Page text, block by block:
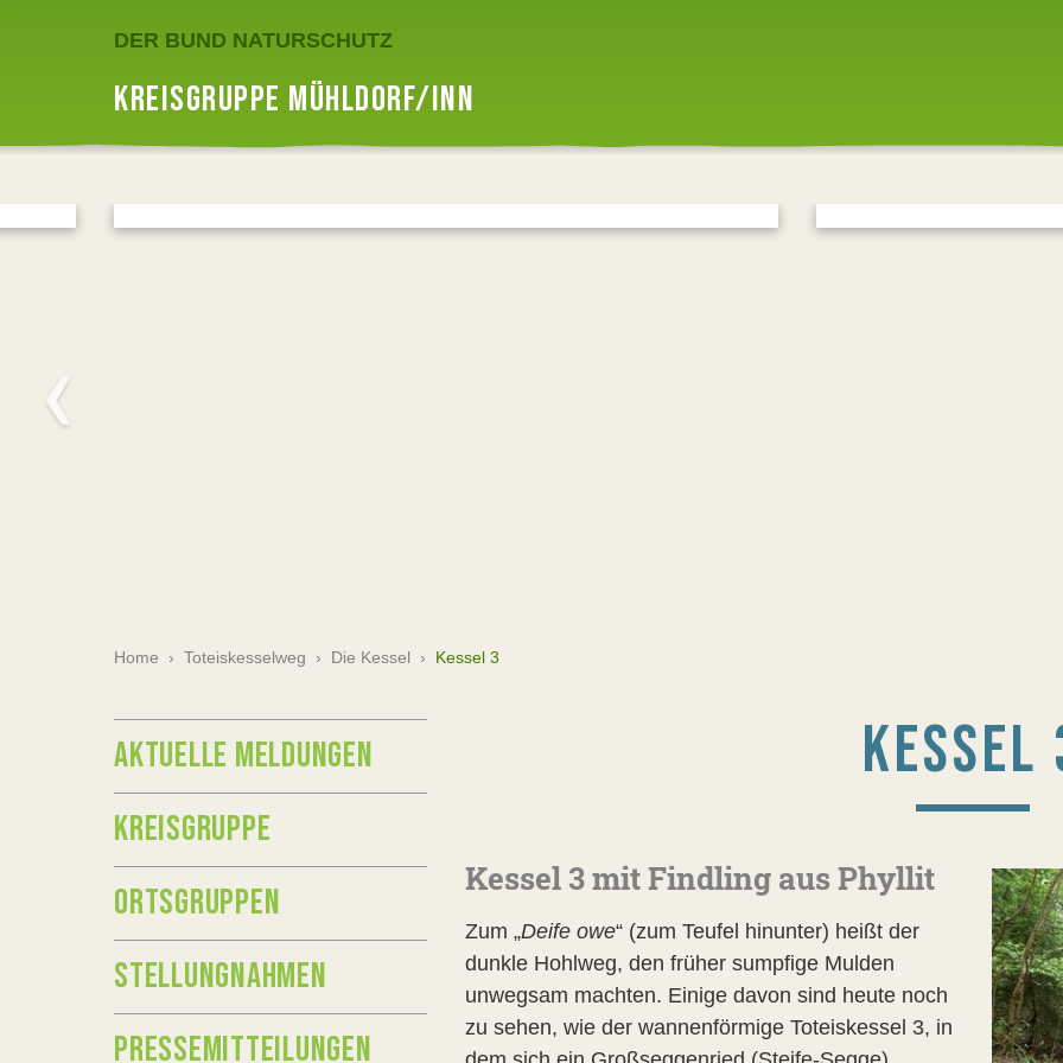
DER BUND NATURSCHUTZ
KREISGRUPPE MÜHLDORF/INN
Home › Toteiskesselweg › Die Kessel › Kessel 3
KESSEL
Kessel 3 mit Findling aus Phyllit
Zum „Deife owe“ (zum Teufel hinunter) heißt der
dunkle Hohlweg, den früher sumpfige Mulden
unwegsam machten. Einige davon sind heute noch
zu sehen, wie der wannenförmige Toteiskessel 3, in
AKTUELLE MELDUNGEN
KREISGRUPPE
ORTSGRUPPEN
STELLUNGNAHMEN
PRESSEMITTEILUNGEN